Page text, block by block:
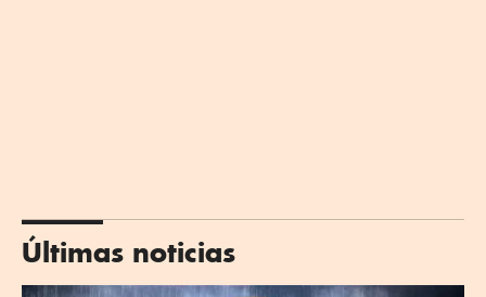
Últimas noticias